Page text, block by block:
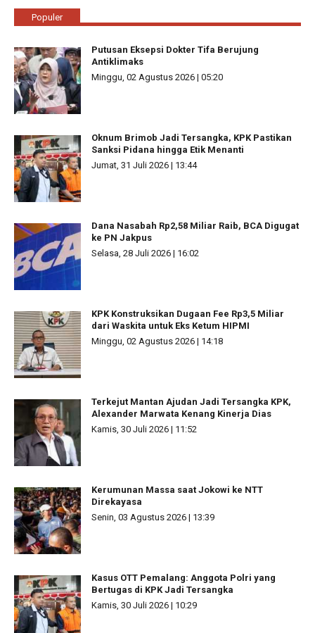
Populer
Putusan Eksepsi Dokter Tifa Berujung
Antiklimaks
Minggu, 02 Agustus 2026 | 05:20
Oknum Brimob Jadi Tersangka, KPK Pastikan
Sanksi Pidana hingga Etik Menanti
Jumat, 31 Juli 2026 | 13:44
Dana Nasabah Rp2,58 Miliar Raib, BCA Digugat
ke PN Jakpus
Selasa, 28 Juli 2026 | 16:02
KPK Konstruksikan Dugaan Fee Rp3,5 Miliar
dari Waskita untuk Eks Ketum HIPMI
Minggu, 02 Agustus 2026 | 14:18
Terkejut Mantan Ajudan Jadi Tersangka KPK,
Alexander Marwata Kenang Kinerja Dias
Kamis, 30 Juli 2026 | 11:52
Kerumunan Massa saat Jokowi ke NTT
Direkayasa
Senin, 03 Agustus 2026 | 13:39
Kasus OTT Pemalang: Anggota Polri yang
Bertugas di KPK Jadi Tersangka
Kamis, 30 Juli 2026 | 10:29